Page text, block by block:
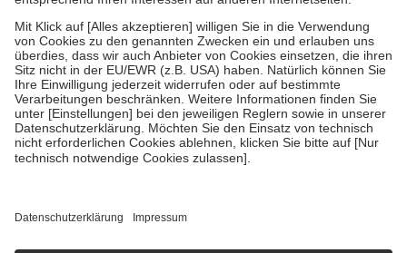
stärken und die besondere Stellung der Familie zu unterstützen,
fallenkeine Zuzahlungenan bei:
• Kindern und Jugendlichen bis zum vollendeten 18. Lebensjahr
mit Ausnahme der Fahrkosten
• Untersuchungen zur Vorsorge und Früherkennung, die von der
GKV getragen werden
• empfohlenen Schutzimpfungen
• Harn- und Blutteststreifen
getroffen, um sicherzustellen, dass es sich um echte Bewertungen